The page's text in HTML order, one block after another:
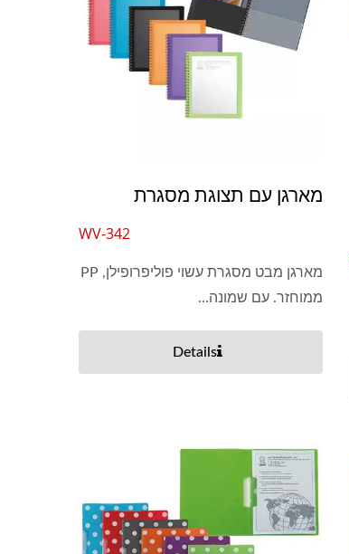
מארגן עם תצוגת מסגרת
WV-342
מארגן מבט מסגרת עשוי פוליפרופילן, PP
ממוחזר. עם שמונה...
Details
כיסים למחיקה יבשה